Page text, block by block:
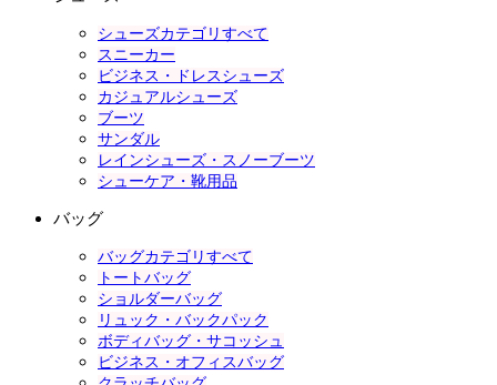
シューズカテゴリすべて
スニーカー
ビジネス・ドレスシューズ
カジュアルシューズ
ブーツ
サンダル
レインシューズ・スノーブーツ
シューケア・靴用品
バッグ
バッグカテゴリすべて
トートバッグ
ショルダーバッグ
リュック・バックパック
ボディバッグ・サコッシュ
ビジネス・オフィスバッグ